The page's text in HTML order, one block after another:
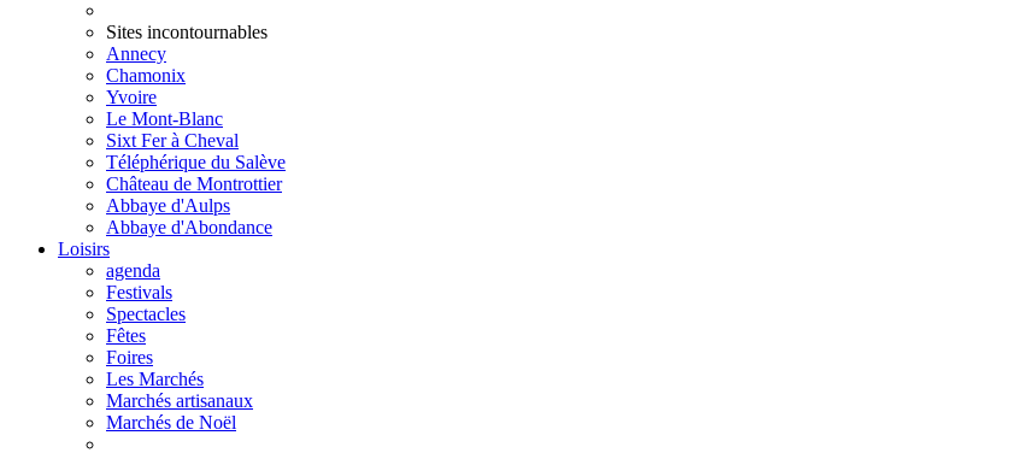
Sites incontournables
Annecy
Chamonix
Yvoire
Le Mont-Blanc
Sixt Fer à Cheval
Téléphérique du Salève
Château de Montrottier
Abbaye d'Aulps
Abbaye d'Abondance
Loisirs
agenda
Festivals
Spectacles
Fêtes
Foires
Les Marchés
Marchés artisanaux
Marchés de Noël